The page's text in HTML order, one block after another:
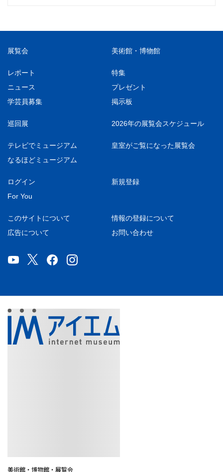
展覧会 美術館・博物館
レポート
特集
ニュース
プレゼント
学芸員募集
掲示板
巡回展 2026年の展覧会スケジュール
テレビでミュージアム
皇室がご覧になった展覧会
なるほどミュージアム
ログイン
新規登録
For You
このサイトについて
情報の登録について
広告について
お問い合わせ
美術館・博物館・展覧会